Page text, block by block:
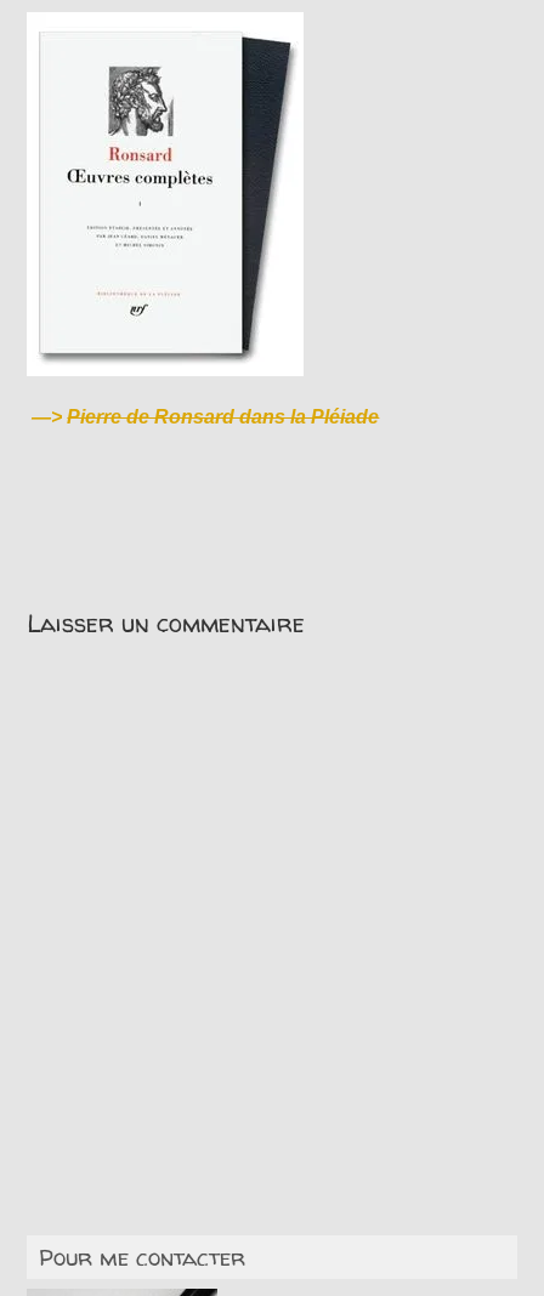
—>Pierre de Ronsard dans la Pléiade
Laisser un commentaire
Pour me contacter